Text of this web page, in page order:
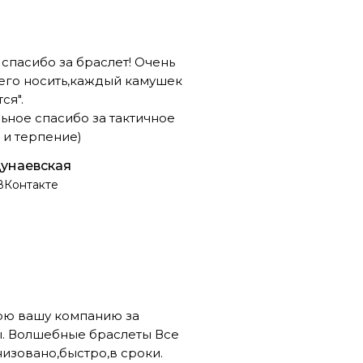
за браслет! Очень
носить,каждый камушек
спасибо за тактичное
терпение)
вашу компанию за
Волшебные браслеты Все
сроки.